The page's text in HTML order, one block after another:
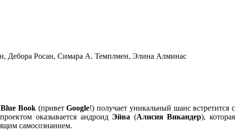
Дебора Росан, Симара А. Темплмен, Элина Алминас
Blue Book(приветGoogle!) получает уникальный шанс встретится с
оказывается андроид Эйва (Алисия Викандер), которая
самосознанием.